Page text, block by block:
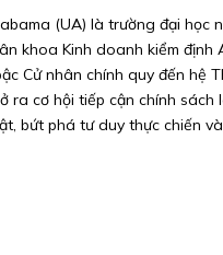
(UA) là trường đại học
khoa Kinh doanh kiểm
Cử nhân chính quy đến hệ
ra cơ hội tiếp cận chính
bứt phá tư duy thực chiến